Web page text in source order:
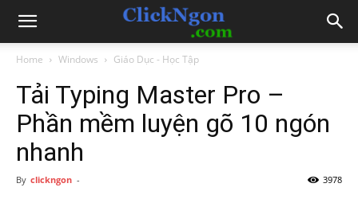
Home Windows Giáo Dục - Học Tập
Tải Typing Master Pro –
Phần mềm luyện gõ 10 ngón
nhanh
By clickngon - 3978